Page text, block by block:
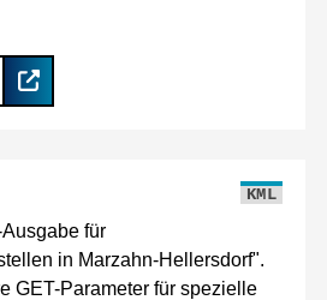
KML
für
in Marzahn-Hellersdorf".
GET-Parameter für spezielle